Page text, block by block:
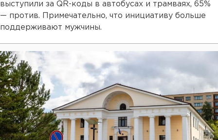
выступили за QR-коды в автобусах и трамваях, 65%
— против. Примечательно, что инициативу больше
поддерживают мужчины.